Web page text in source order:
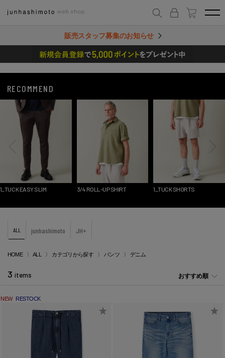
販売スタッフ募集のお知らせ
RECOMMEND
1_TUCK EASY SLIM 3/4 ROLL-UP SHIRT 1_TUCK SHORTS
ALL junhashimoto JH+
HOME ALL カテゴリから探す パンツ デニム
おすすめ順
3 items
NEW RESTOCK